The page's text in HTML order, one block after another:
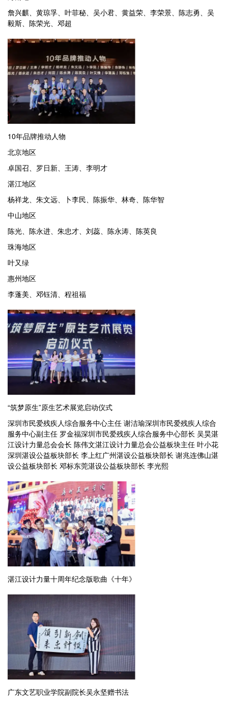
詹兴麒、黄琼孚、叶菲秘、吴小君、黄益荣、李荣景、陈志勇、吴
毅斯、陈荣光、邓超
10年品牌推动人物
北京地区
卓国召、罗日新、王涛、李明才
湛江地区
杨祥龙、朱文远、卜李民、陈振华、林奇、陈华智
中山地区
陈光、陈永进、朱忠才、刘蕊、陈永涛、陈英良
珠海地区
叶又绿
惠州地区
李蓬美、邓钰清、程祖福
“筑梦原生”原生艺术展览启动仪式
深圳市民爱残疾人综合服务中心主任 谢洁瑜深圳市民爱残疾人综合
服务中心副主任 罗金福深圳市民爱残疾人综合服务中心部长 吴昊湛
江设计力量总会会长 陈伟文湛江设计力量总会公益板块主任 叶小花
深圳湛设公益板块部长 李上红广州湛设公益板块部长 谢兆连佛山湛
设公益板块部长 邓标东莞湛设公益板块部长 李光熙
湛江设计力量十周年纪念版歌曲《十年》
广东文艺职业学院副院长吴永坚赠书法